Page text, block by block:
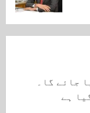
جائے گا۔
ہے